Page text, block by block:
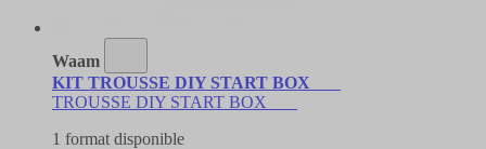
Waam
KIT TROUSSE DIY START BOX
TROUSSE DIY START BOX
1 format disponible